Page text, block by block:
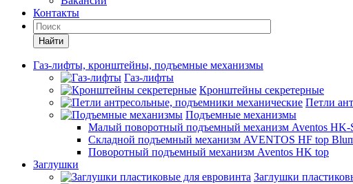
Контакты
Найти
Газ-лифты, кронштейны, подъемные механизмы
Газ-лифты
Кронштейны секретерные
Петли
Подъемные механизмы
Малый поворотный подъемный механизм Aventos HK-
Складной подъемный механизм AVENTOS HF top
Поворотный подъемный механизм Aventos HK top
Заглушки
Заглушки